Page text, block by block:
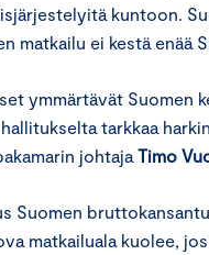
kuntoon.
matkailu ei kestä enää
ymmärtävät Suomen
tarkkaa
johtaja Timo
Suomen
matkailuala kuolee,